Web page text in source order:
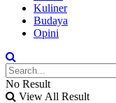
Kuliner
Budaya
Opini
No Result
View All Result